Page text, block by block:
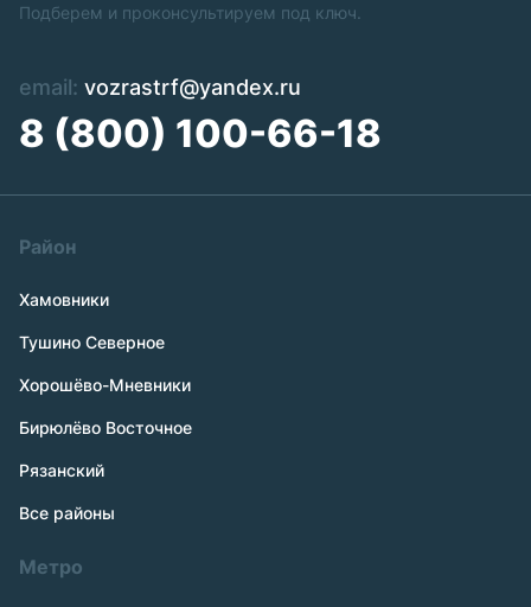
Подберем и проконсультируем под ключ.
email: vozrastrf@yandex.ru
8 (800) 100-66-18
Район
Хамовники
Тушино Северное
Хорошёво-Мневники
Бирюлёво Восточное
Рязанский
Все районы
Метро